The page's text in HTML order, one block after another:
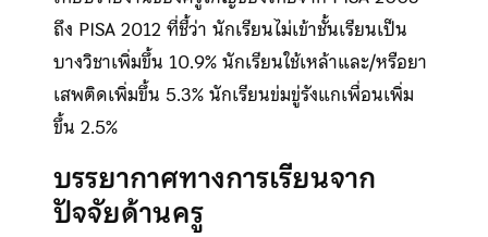
ถึง PISA 2012 ที่ชี้ว่า นักเรียนไม่เข้าชั้นเรียนเป็น
บางวิชาเพิ่มขึ้น 10.9% นักเรียนใช้เหล้าและ/หรือยา
เสพติดเพิ่มขึ้น 5.3% นักเรียนข่มขู่รังแกเพื่อนเพิ่ม
ขึ้น 2.5%
บรรยากาศทางการเรียนจาก
ปัจจัยด้านครู